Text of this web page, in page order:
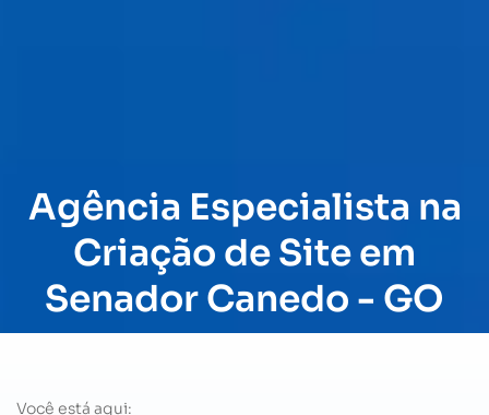
Agência Especialista na
Criação de Site em
Senador Canedo - GO
Você está aqui: